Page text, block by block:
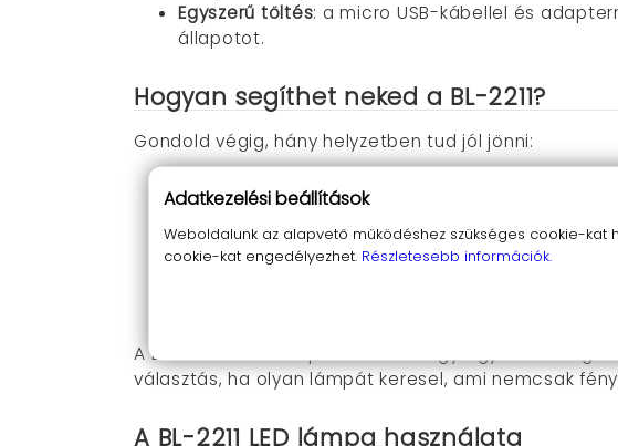
Egyszerű töltés: a micro USB-kábellel és
állapotot.
Hogyan segíthet neked a BL-2211?
Gondold végig, hány helyzetben tud jól jönni:
Este, amikor sétáltatod a kutyát, már nem a
Horgászat közben nagy előny, hogy miközben
Túrázásnál és kempingezésnél nemcsak
Vészhelyzetben a villogó és SOS üzemmód
A BL-2211 csuklólámpa nemcsak egy egyszerű
választás, ha olyan lámpát keresel, ami nemcsak
A BL-2211 LED lámpa használata
Adatkezelési beállítások
Weboldalunk az alapvető működéshez szükséges cookie-kat
cookie-kat engedélyezhet. Részletesebb információk.